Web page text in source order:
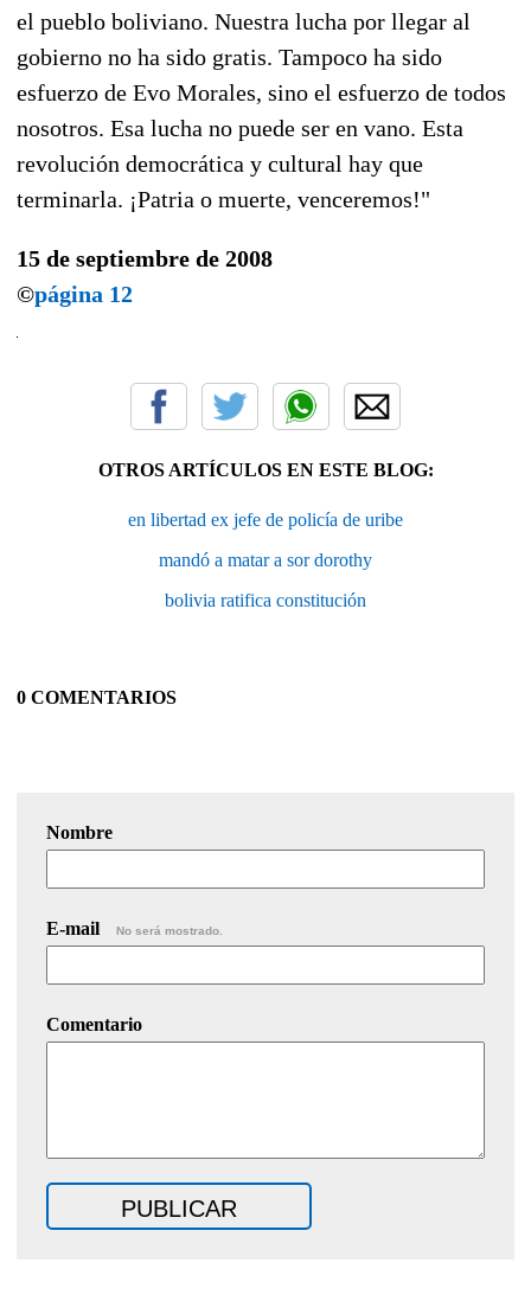
el pueblo boliviano. Nuestra lucha por llegar al
gobierno no ha sido gratis. Tampoco ha sido
esfuerzo de Evo Morales, sino el esfuerzo de todos
nosotros. Esa lucha no puede ser en vano. Esta
revolución democrática y cultural hay que
terminarla. ¡Patria o muerte, venceremos!"
15 de septiembre de 2008
©página 12
OTROS ARTÍCULOS EN ESTE BLOG:
en libertad ex jefe de policía de uribe
mandó a matar a sor dorothy
bolivia ratifica constitución
0 COMENTARIOS
Nombre
E-mail No será mostrado.
Comentario